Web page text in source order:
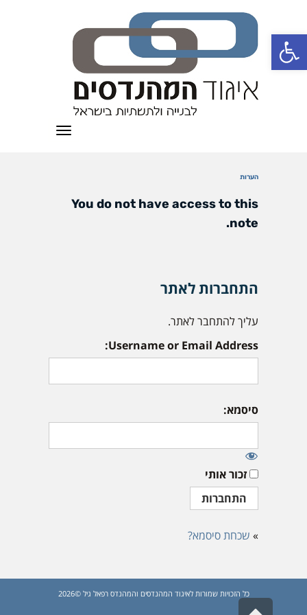
פתח סרגל נגישות
תפריט
הערות
You do not have access to this
note.
התחברות לאתר
עליך להתחבר לאתר.
Username or Email Address:
סיסמא:
זכור אותי
» שכחת סיסמא?
כל הזכויות שמורות לאיגוד המהנדסים והמהנדס רפאל גיל ©2026